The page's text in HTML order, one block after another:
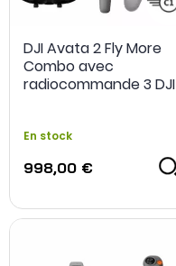
DJI Avata 2 Fly More
Combo avec
radiocommande 3 DJI
En stock
998,00 €